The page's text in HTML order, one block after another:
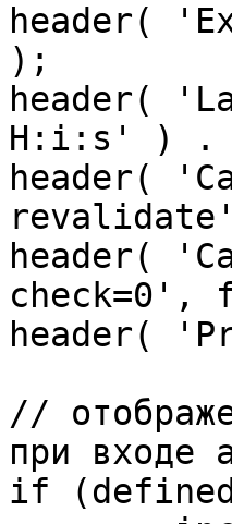
header(
);
header(
H:i:s' ) . '
header(
header(
check=0',
header(
//
при входе
if